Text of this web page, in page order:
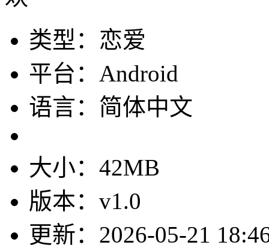
类型：恋爱
平台：Android
语言：简体中文
大小：42MB
版本：v1.0
更新：2026-05-21